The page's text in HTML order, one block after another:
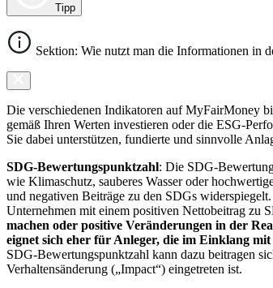
Tipp
Sektion: Wie nutzt man die Informationen in
Die verschiedenen Indikatoren auf MyFairMoney
gemäß Ihren Werten investieren oder die ESG-
Sie dabei unterstützen, fundierte und sinnvolle
SDG-Bewertungspunktzahl: Die SDG-
wie Klimaschutz, sauberes Wasser oder
und negativen Beiträge zu den SDGs
Unternehmen mit einem positiven Nettobeitrag zu
machen oder positive Veränderungen in der
eignet sich eher für Anleger, die im Einklang
SDG-Bewertungspunktzahl kann dazu beitragen
Verhaltensänderung („Impact“) eingetreten ist.